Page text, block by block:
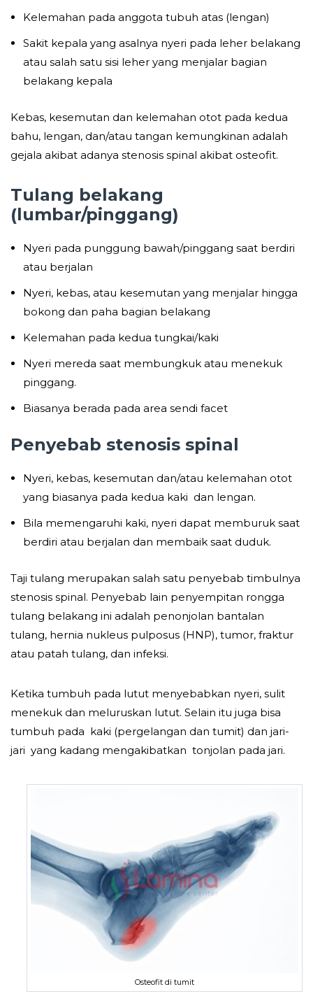
Kelemahan pada anggota tubuh atas (lengan)
Sakit kepala yang asalnya nyeri pada leher belakang
atau salah satu sisi leher yang menjalar bagian
belakang kepala
Kebas, kesemutan dan kelemahan otot pada kedua
bahu, lengan, dan/atau tangan kemungkinan adalah
gejala akibat adanya stenosis spinal akibat osteofit.
Tulang belakang
(lumbar/pinggang)
Nyeri pada punggung bawah/pinggang saat berdiri
atau berjalan
Nyeri, kebas, atau kesemutan yang menjalar hingga
bokong dan paha bagian belakang
Kelemahan pada kedua tungkai/kaki
Nyeri mereda saat membungkuk atau menekuk
pinggang.
Biasanya berada pada area sendi facet
Penyebab stenosis spinal
Nyeri, kebas, kesemutan dan/atau kelemahan otot
yang biasanya pada kedua kaki dan lengan.
Bila memengaruhi kaki, nyeri dapat memburuk saat
berdiri atau berjalan dan membaik saat duduk.
Taji tulang merupakan salah satu penyebab timbulnya
stenosis spinal. Penyebab lain penyempitan rongga
tulang belakang ini adalah penonjolan bantalan
tulang, hernia nukleus pulposus (HNP), tumor, fraktur
atau patah tulang, dan infeksi.
Ketika tumbuh pada lutut menyebabkan nyeri, sulit
menekuk dan meluruskan lutut. Selain itu juga bisa
tumbuh pada kaki (pergelangan dan tumit) dan jari-
jari yang kadang mengakibatkan tonjolan pada jari.
Osteofit di tumit